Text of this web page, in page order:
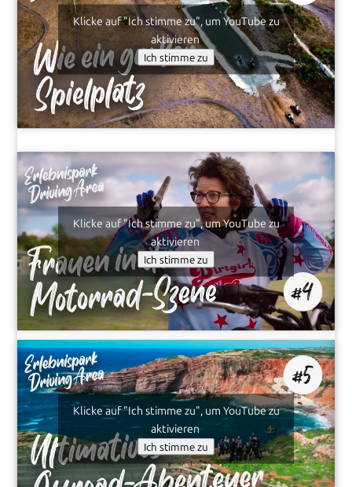
Klicke auf "Ich stimme zu", um YouTube zu
aktivieren
Ich stimme zu
Klicke auf "Ich stimme zu", um YouTube zu
aktivieren
Ich stimme zu
Klicke auf "Ich stimme zu", um YouTube zu
aktivieren
Ich stimme zu